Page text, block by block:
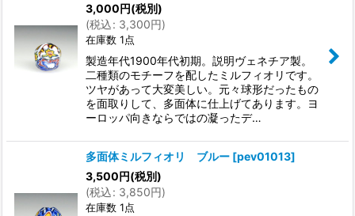
3,000円(税別)
(税込: 3,300円)
在庫数 1点
製造年代1900年代初期。説明ヴェネチア製。
二種類のモチーフを配したミルフィオリです。
ツヤがあって大変美しい。元々球形だったもの
を面取りして、多面体に仕上げてあります。ヨ
ーロッパ向きならではの凝ったデ…
多面体ミルフィオリ ブルー [pev01013]
3,500円(税別)
(税込: 3,850円)
在庫数 1点